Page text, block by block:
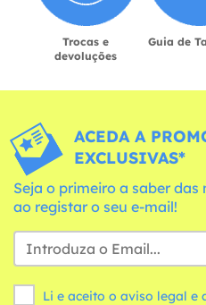
Trocas e
devoluções
Guia de
ACEDA A
EXCLUSIVAS*
Seja o primeiro a saber
ao registar o seu e-mail!
Li e aceito o aviso legal e